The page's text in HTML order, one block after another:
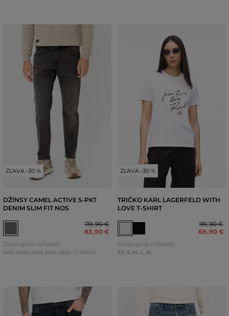
ZĽAVA -30 %
DŽÍNSY CAMEL ACTIVE 5-PKT
DENIM SLIM FIT NOS
119,90 €
83,90 €
Dostupné veľkosti:
31/32 32/32 33/32 34/32 35/32 +5 ďalšie
ZĽAVA -30 %
TRIČKO KARL LAGERFELD WITH
LOVE T-SHIRT
99,90 €
69,90 €
Dostupné veľkosti:
XS, S, M, L, XL